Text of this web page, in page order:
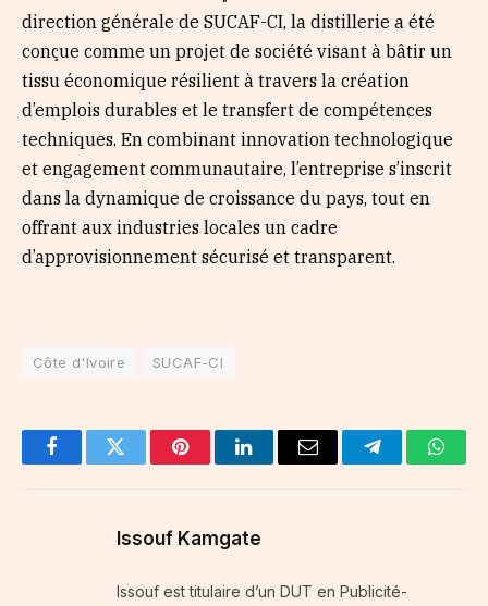
direction générale de SUCAF-CI, la distillerie a été
conçue comme un projet de société visant à bâtir un
tissu économique résilient à travers la création
d’emplois durables et le transfert de compétences
techniques. En combinant innovation technologique
et engagement communautaire, l’entreprise s’inscrit
dans la dynamique de croissance du pays, tout en
offrant aux industries locales un cadre
d’approvisionnement sécurisé et transparent.
Côte d'Ivoire SUCAF-CI
FacebookTwitter PinterestLinkedInEmail Telegram
Issouf Kamgate
Issouf est titulaire d’un DUT en Publicité-